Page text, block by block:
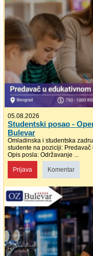
05.08.2026
Studentski posao -
Bulevar
Omladinska i studentska
studente na poziciji:
Opis posla: Održavanje ...
Prijava Komentar